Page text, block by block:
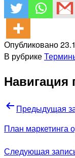
Опубликовано
В рубрике
Навигация
Предыдущая
План маркетинга
Следующая